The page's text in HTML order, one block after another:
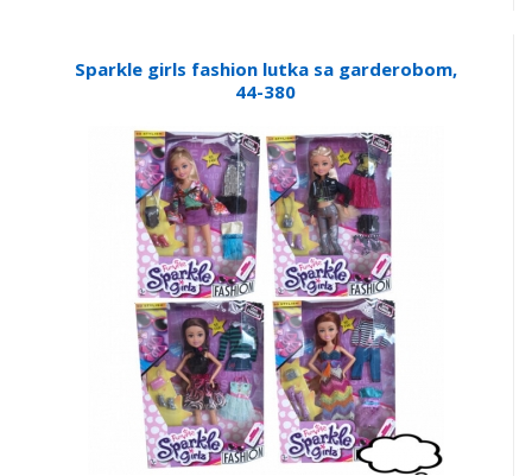
Sparkle girls fashion lutka sa garderobom,
44-380